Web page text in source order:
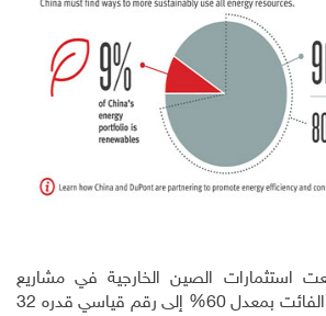
استثمارات الصين الخارجية في مشاريع
الطاقة المتجددة العام الفائت بمعدل 60% إلى رقم قياسي قدره 32